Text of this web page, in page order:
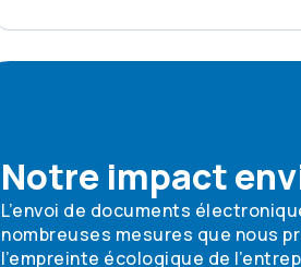
Notre impact
L’envoi de documents
nombreuses mesures que nous
l’empreinte écologique de